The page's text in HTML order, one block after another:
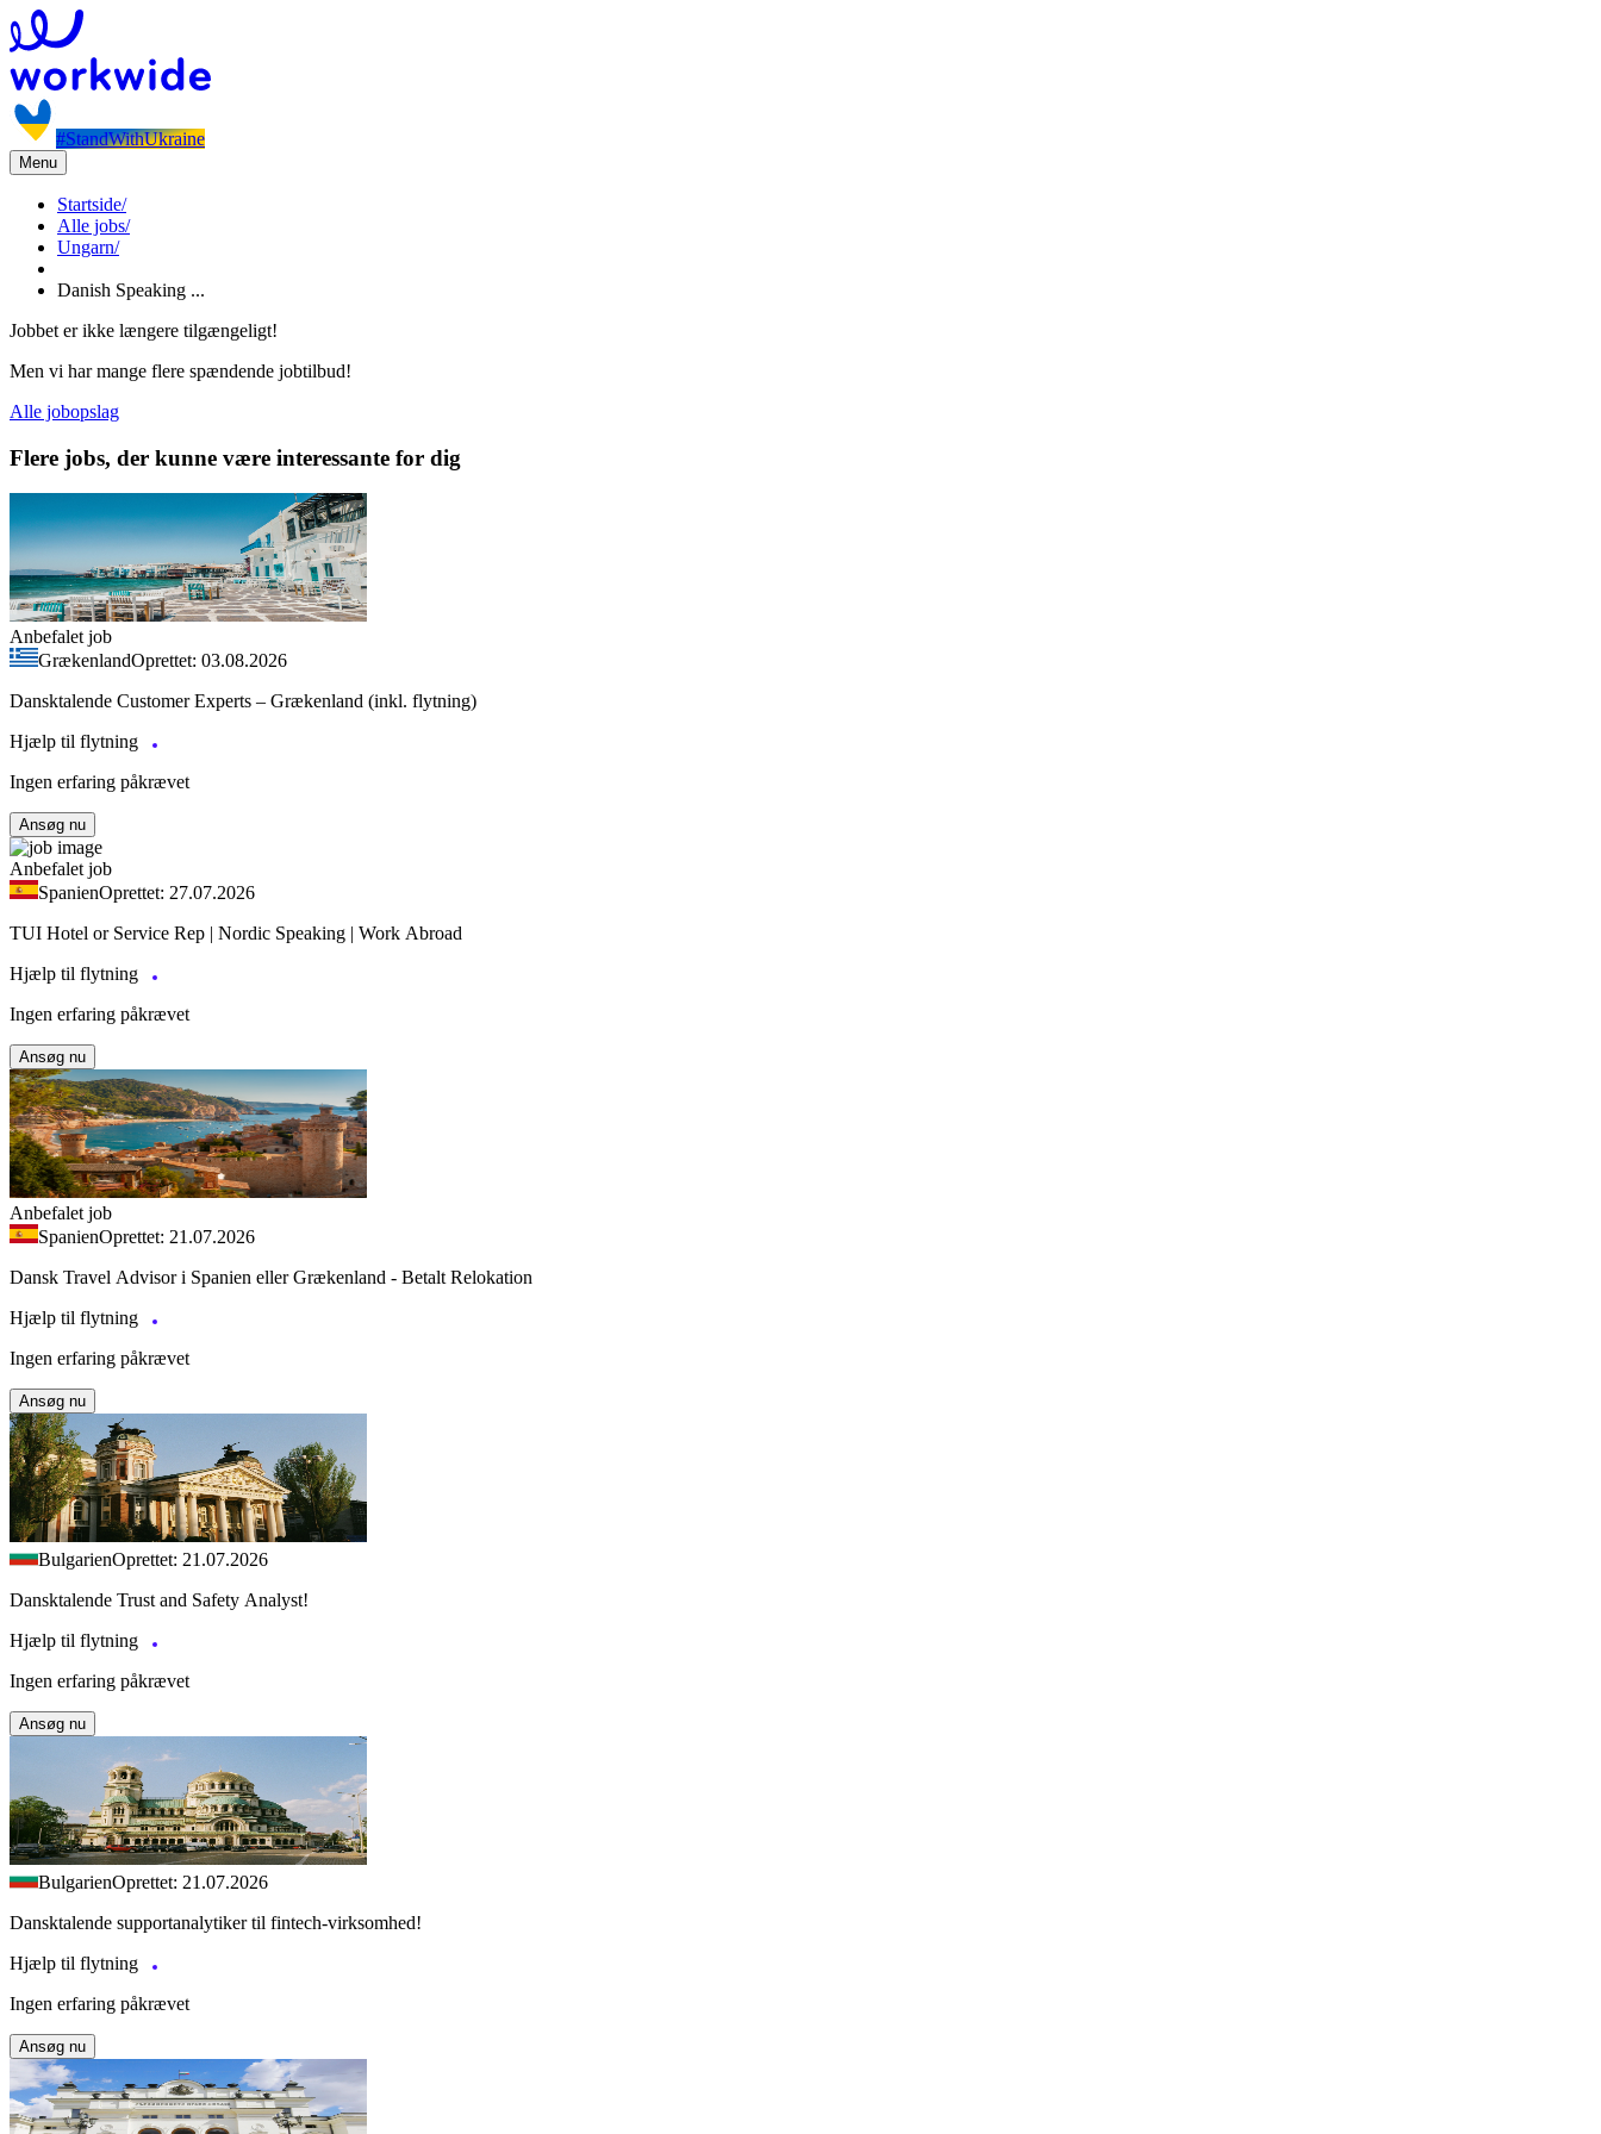
#StandWithUkraine
Menu
Startside/
Alle jobs/
Ungarn/
Danish Speaking ...
Jobbet er ikke længere tilgængeligt!
Men vi har mange flere spændende jobtilbud!
Alle jobopslag
Flere jobs, der kunne være interessante for dig
Anbefalet job
GrækenlandOprettet: 03.08.2026
Dansktalende Customer Experts – Grækenland (inkl. flytning)
Hjælp til flytning
Ingen erfaring påkrævet
Ansøg nu
Anbefalet job
SpanienOprettet: 27.07.2026
TUI Hotel or Service Rep | Nordic Speaking | Work Abroad
Hjælp til flytning
Ingen erfaring påkrævet
Ansøg nu
Anbefalet job
SpanienOprettet: 21.07.2026
Dansk Travel Advisor i Spanien eller Grækenland - Betalt Relokation
Hjælp til flytning
Ingen erfaring påkrævet
Ansøg nu
BulgarienOprettet: 21.07.2026
Dansktalende Trust and Safety Analyst!
Hjælp til flytning
Ingen erfaring påkrævet
Ansøg nu
BulgarienOprettet: 21.07.2026
Dansktalende supportanalytiker til fintech-virksomhed!
Hjælp til flytning
Ingen erfaring påkrævet
Ansøg nu